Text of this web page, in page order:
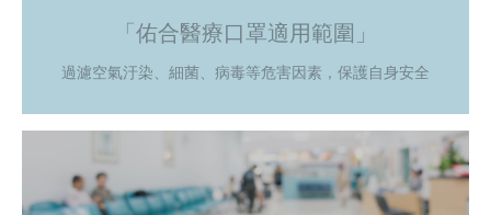
「佑合醫療口罩適用範圍」
過濾空氣汙染、細菌、病毒等危害因素，保護自身安全